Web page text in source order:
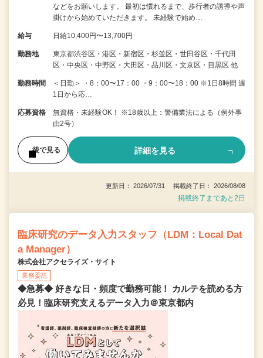
などをお願いします。 最初は慣れるまで、歩行者の誘導や声
掛けから始めていただきます。 未経験で始め…
給与 日給10,400円〜13,700円
勤務地
東京都渋谷区・港区・新宿区・杉並区・世田谷区・千代田
区・中央区・中野区・大田区・品川区・文京区・目黒区 他
勤務時間
＜日勤＞ ・8：00〜17：00 ・9：00〜18：00 ※1日8時間 週
1日から応…
応募資格
無資格・未経験OK！ ※18歳以上：警備業法による（例外事
由2号）
後で見る 詳細を見る
更新日： 2026/07/31 掲載終了日： 2026/08/08
掲載終了まであと2日
臨床研究のデータ入力スタッフ（LDM：Local Dat
a Manager）
株式会社アクセライズ・サイト
業務委託
◆急募◆ 好きな日・頻度で勤務可能！ カルテを読める方
必見！臨床研究支えるデータ入力＠東京都内